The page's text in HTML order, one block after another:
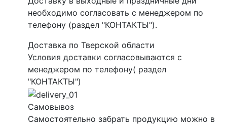
необходимо согласовать с менеджером по
телефону (раздел "КОНТАКТЫ").
Доставка по Тверской области
Условия доставки согласовываются с
менеджером по телефону( раздел
"КОНТАКТЫ")
Самовывоз
Самостоятельно забрать продукцию можно в